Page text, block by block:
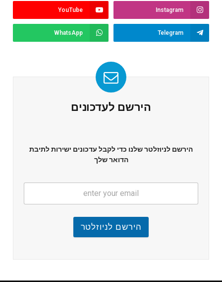
Instagram
YouTube
Telegram
WhatsApp
הירשם לעדכונים
הירשם לניוזלטר שלנו כדי לקבל עדכונים ישירות לתיבת
הדואר שלך
הירשם לניוזלטר